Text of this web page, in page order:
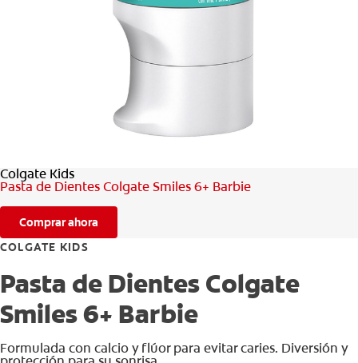
Colgate Kids
Pasta de Dientes Colgate Smiles 6+ Barbie
Comprar ahora
COLGATE KIDS
Pasta de Dientes Colgate
Smiles 6+ Barbie
Formulada con calcio y flúor para evitar caries. Diversión y